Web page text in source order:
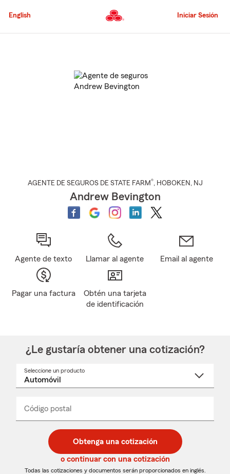
al
principal
English Iniciar Sesión
AGENTE DE SEGUROS DE STATE FARM®, HOBOKEN , NJ
Andrew Bevington
Agente de texto Llamar al agente Email al agente
Pagar una factura
Obtén una tarjeta
de identificación
¿Le gustaría obtener una cotización?
Seleccione un producto
desplegable
Código postal
de
5
dígitos
de
5
dígitos
_____
Obtenga una cotización
o continuar con una cotización
Todas las cotizaciones y documentos serán proporcionados en inglés.